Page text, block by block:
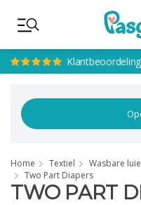
Klantbeoordeling
Home Textiel
Wasbare
Two Part Diapers
TWO PART